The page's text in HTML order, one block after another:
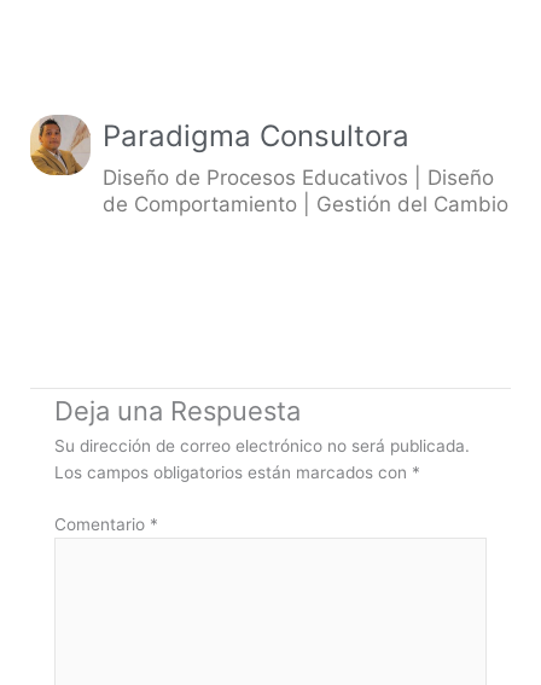
Paradigma Consultora
Diseño de Procesos Educativos | Diseño
de Comportamiento | Gestión del Cambio
Deja una Respuesta
Su dirección de correo electrónico no será publicada.
Los campos obligatorios están marcados con *
Comentario *